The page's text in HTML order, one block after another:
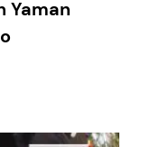
Yaman